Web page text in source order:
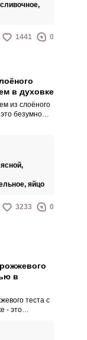
1441 0
в духовке
из слоёного
безумно
могут
блюдо или
яйцо
3233 0
в
теста с
- это
и начинки из